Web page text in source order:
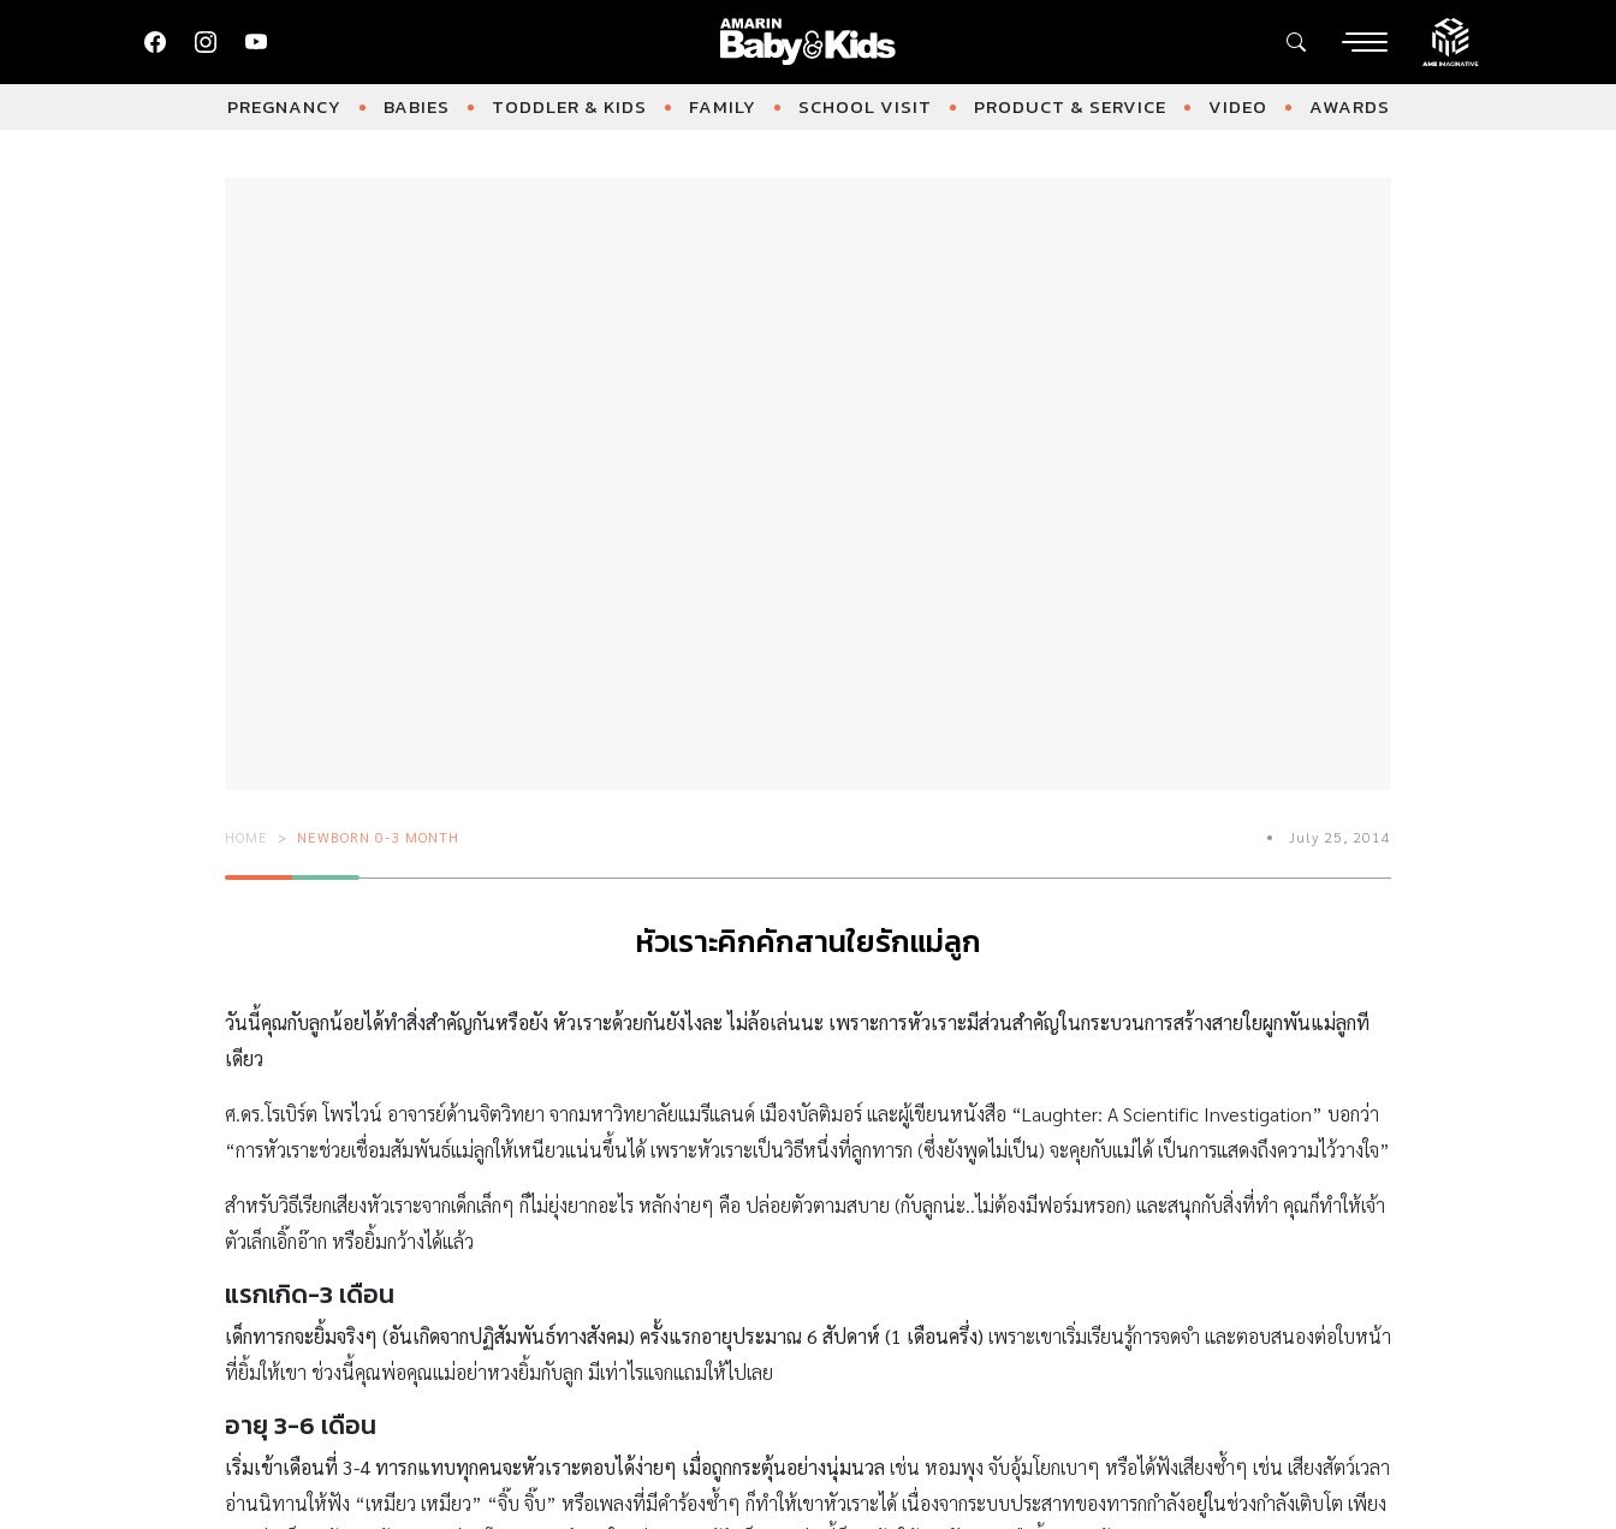
PREGNANCY BABIES TODDLER & KIDS FAMILY SCHOOL VISIT PRODUCT & SERVICE VIDEO AWARDS
HOME NEWBORN 0-3 MONTH July 25, 2014
หัวเราะคิกคักสานใยรักแม่ลูก
วันนี้คุณกับลูกน้อยได้ทำสิ่งสำคัญกันหรือยัง หัวเราะด้วยกันยังไงละ ไม่ล้อเล่นนะ เพราะการหัวเราะมีส่วนสำคัญในกระบวนการสร้างสายใยผูกพันแม่ลูกที
เดียว
ศ.ดร.โรเบิร์ต โพรไวน์ อาจารย์ด้านจิตวิทยา จากมหาวิทยาลัยแมรีแลนด์ เมืองบัลติมอร์ และผู้เขียนหนังสือ “Laughter: A Scientific Investigation” บอกว่า
“การหัวเราะช่วยเชื่อมสัมพันธ์แม่ลูกให้เหนียวแน่นขึ้นได้ เพราะหัวเราะเป็นวิธีหนึ่งที่ลูกทารก (ซึ่งยังพูดไม่เป็น) จะคุยกับแม่ได้ เป็นการแสดงถึงความไว้วางใจ”
สำหรับวิธีเรียกเสียงหัวเราะจากเด็กเล็กๆ ก็ไม่ยุ่งยากอะไร หลักง่ายๆ คือ ปล่อยตัวตามสบาย (กับลูกน่ะ..ไม่ต้องมีฟอร์มหรอก) และสนุกกับสิ่งที่ทำ คุณก็ทำให้เจ้า
ตัวเล็กเอิ๊กอ๊าก หรือยิ้มกว้างได้แล้ว
แรกเกิด-3 เดือน
เด็กทารกจะยิ้มจริงๆ (อันเกิดจากปฏิสัมพันธ์ทางสังคม) ครั้งแรกอายุประมาณ 6 สัปดาห์ (1 เดือนครึ่ง) เพราะเขาเริ่มเรียนรู้การจดจำ และตอบสนองต่อใบหน้า
ที่ยิ้มให้เขา ช่วงนี้คุณพ่อคุณแม่อย่าหวงยิ้มกับลูก มีเท่าไรแจกแถมให้ไปเลย
อายุ 3-6 เดือน
เริ่มเข้าเดือนที่ 3-4 ทารกแทบทุกคนจะหัวเราะตอบได้ง่ายๆ เมื่อถูกกระตุ้นอย่างนุ่มนวล เช่น หอมพุง จับอุ้มโยกเบาๆ หรือได้ฟังเสียงซ้ำๆ เช่น เสียงสัตว์เวลา
อ่านนิทานให้ฟัง “เหมียว เหมียว” “จิ๊บ จิ๊บ” หรือเพลงที่มีคำร้องซ้ำๆ ก็ทำให้เขาหัวเราะได้ เนื่องจากระบบประสาทของทารกกำลังอยู่ในช่วงกำลังเติบโต เพียง